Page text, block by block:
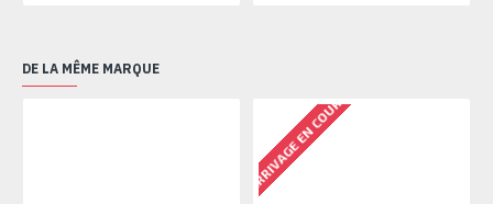
DE LA MÊME MARQUE
ARRIVAGE EN COURS